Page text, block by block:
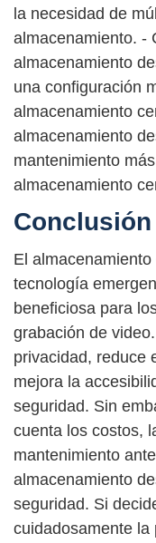
la necesidad de
almacenamiento. -
almacenamiento
una configuración
almacenamiento
almacenamiento
mantenimiento
almacenamiento
Conclusión
El
tecnología
beneficiosa para
grabación de
privacidad, reduce
mejora la
seguridad. Sin
cuenta los costos,
mantenimiento
almacenamiento
seguridad. Si
cuidadosamente la